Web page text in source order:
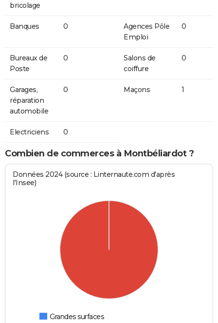
bricolage
Banques 0
Agences Pôle
Emploi
0
Bureaux de
Poste
0
Salons de
coiffure
0
Garages,
réparation
automobile
0 Maçons 1
Electriciens 0
Combien de commerces à Montbéliardot ?
Données 2024 (source : Linternaute.com d'après
l'Insee)
Grandes surfaces